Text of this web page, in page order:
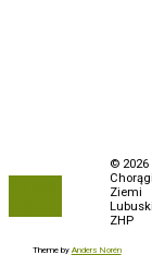
© 2026
Ziemi
ZHP
Theme by Anders Norén